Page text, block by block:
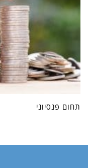
תחום פנסיוני